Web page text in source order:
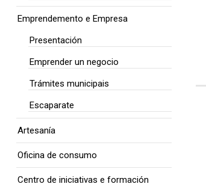
Emprendemento e Empresa
Presentación
Emprender un negocio
Trámites municipais
Escaparate
Artesanía
Oficina de consumo
Centro de iniciativas e formación